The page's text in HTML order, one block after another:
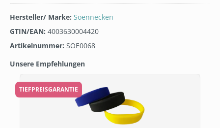
Hersteller/ Marke: Soennecken
GTIN/EAN: 4003630004420
Artikelnummer: SOE0068
Unsere Empfehlungen
TIEFPREISGARANTIE